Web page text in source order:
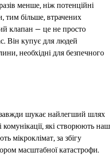
менше, ніж потенційні
тим більше, втрачених
клапан — це не просто
Він купує для людей
необхідні для безпечного
завжди шукає найлегший шлях
які створюють наш
мікроклімат, за збігу
масштабної катастрофи.